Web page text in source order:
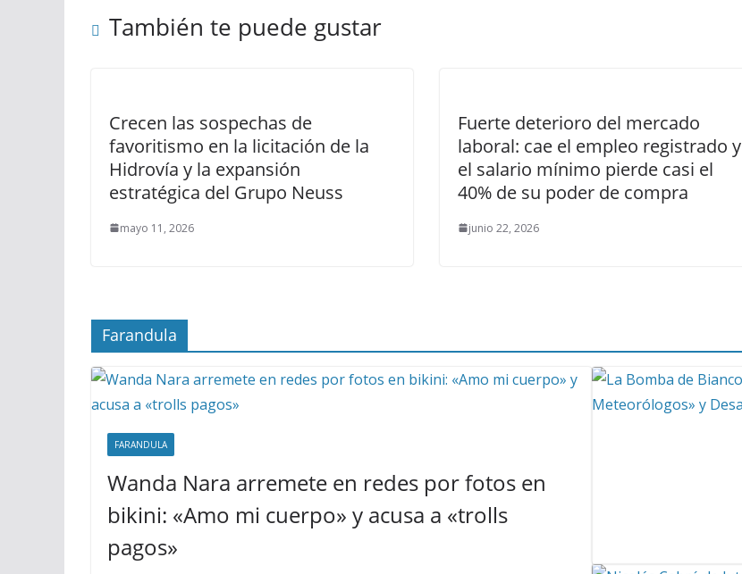
También te puede gustar
Crecen las sospechas de
favoritismo en la licitación de la
Hidrovía y la expansión
estratégica del Grupo Neuss
mayo 11, 2026
Fuerte deterioro del mercado
laboral: cae el empleo registrado y
el salario mínimo pierde casi el
40% de su poder de compra
junio 22, 2026
Farandula
FARANDULA
Wanda Nara arremete en redes por fotos en
bikini: «Amo mi cuerpo» y acusa a «trolls
pagos»